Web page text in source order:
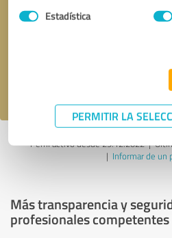
Estadística
PERMITIR LA
Solicitar una llamada
Perfil activo desde 29.12.2022 |
| Informar de un
Más transparencia y
profesionales competentes